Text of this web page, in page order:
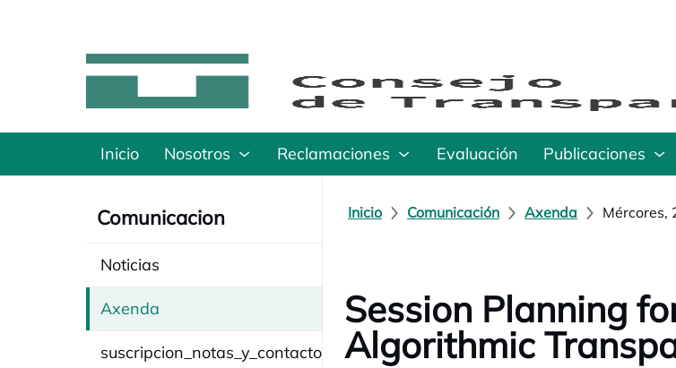
Inicio Nosotros Reclamaciones Evaluación Publicaciones
Comunicacion
Noticias
Axenda
suscripcion_notas_y_contacto
Inicio Comunicación Axenda Mércores,
Session Planning
Algorithmic